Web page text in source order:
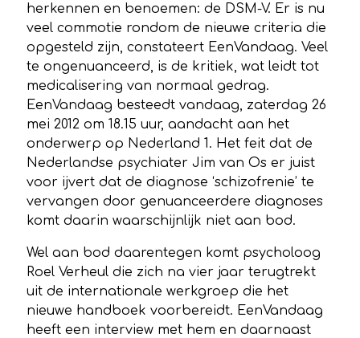
herkennen en benoemen: de DSM-V. Er is nu
veel commotie rondom de nieuwe criteria die
opgesteld zijn, constateert EenVandaag. Veel
te ongenuanceerd, is de kritiek, wat leidt tot
medicalisering van normaal gedrag.
EenVandaag besteedt vandaag, zaterdag 26
mei 2012 om 18.15 uur, aandacht aan het
onderwerp op Nederland 1. Het feit dat de
Nederlandse psychiater Jim van Os er juist
voor ijvert dat de diagnose ‘schizofrenie’ te
vervangen door genuanceerdere diagnoses
komt daarin waarschijnlijk niet aan bod.
Wel aan bod daarentegen komt psycholoog
Roel Verheul die zich na vier jaar terugtrekt
uit de internationale werkgroep die het
nieuwe handboek voorbereidt. EenVandaag
heeft een interview met hem en daarnaast